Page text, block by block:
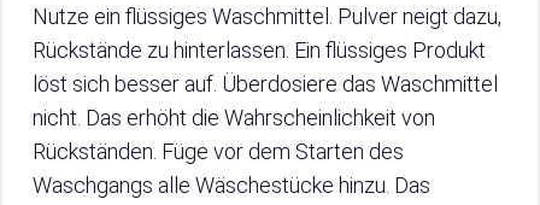
Nutze ein flüssiges Waschmittel. Pulver neigt dazu,
Rückstände zu hinterlassen. Ein flüssiges Produkt
löst sich besser auf. Überdosiere das Waschmittel
nicht. Das erhöht die Wahrscheinlichkeit von
Rückständen. Füge vor dem Starten des
Waschgangs alle Wäschestücke hinzu. Das